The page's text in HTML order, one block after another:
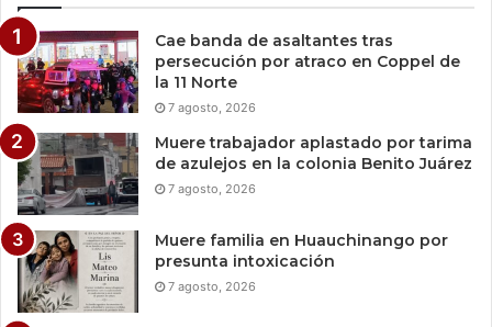
Cae banda de asaltantes tras
persecución por atraco en Coppel de
la 11 Norte
7 agosto, 2026
Muere trabajador aplastado por tarima
de azulejos en la colonia Benito Juárez
7 agosto, 2026
Muere familia en Huauchinango por
presunta intoxicación
7 agosto, 2026